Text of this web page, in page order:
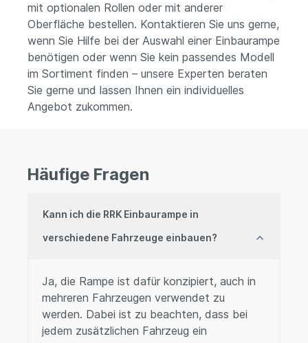
mit optionalen Rollen oder mit anderer
Oberfläche bestellen. Kontaktieren Sie uns gerne,
wenn Sie Hilfe bei der Auswahl einer Einbaurampe
benötigen oder wenn Sie kein passendes Modell
im Sortiment finden – unsere Experten beraten
Sie gerne und lassen Ihnen ein individuelles
Angebot zukommen.
Häufige Fragen
Kann ich die RRK Einbaurampe in
verschiedene Fahrzeuge einbauen?
Ja, die Rampe ist dafür konzipiert, auch in
mehreren Fahrzeugen verwendet zu
werden. Dabei ist zu beachten, dass bei
jedem zusätzlichen Fahrzeug ein